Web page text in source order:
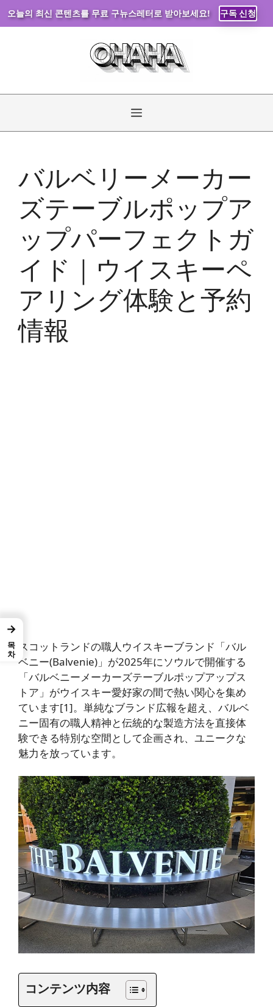
오늘의 최신 콘텐츠를 무료 구뉴스레터로 받아보세요! 구독 신청
ツ
メ
ュ
ー
バルベリーメーカー
ズテーブルポップア
ップパーフェクトガ
イド｜ウイスキーペ
アリング体験と予約
情報
スコットランドの職人ウイスキーブランド「バル
ベニー(Balvenie)」が2025年にソウルで開催する
「バルベニーメーカーズテーブルポップアップス
トア」がウイスキー愛好家の間で熱い関心を集め
ています[1]。単純なブランド広報を超え、バルベ
ニー固有の職人精神と伝統的な製造方法を直接体
験できる特別な空間として企画され、ユニークな
魅力を放っています。
コンテンツ内容
→
목차